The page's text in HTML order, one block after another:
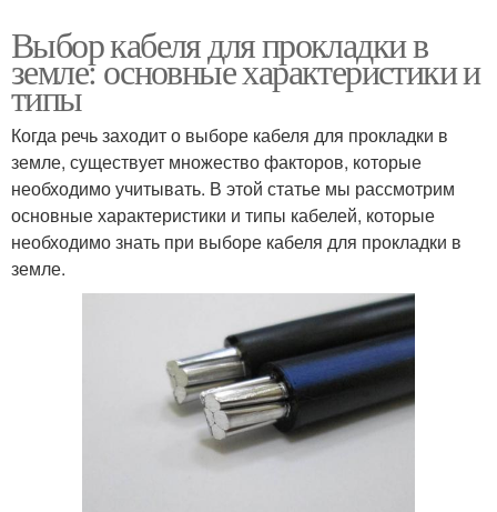
Выбор кабеля для прокладки в
земле: основные характеристики и
типы
Когда речь заходит о выборе кабеля для прокладки в
земле, существует множество факторов, которые
необходимо учитывать. В этой статье мы рассмотрим
основные характеристики и типы кабелей, которые
необходимо знать при выборе кабеля для прокладки в
земле.